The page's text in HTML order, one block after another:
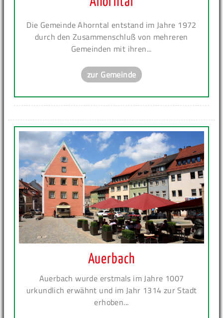
Die Gemeinde Ahorntal entstand im Jahre 1972
durch den Zusammenschluß von mehreren
Gemeinden mit ihren...
zur Gemeinde
Auerbach
Auerbach wurde erstmals im Jahre 1007
urkundlich erwähnt und im Jahr 1314 zur Stadt
erhoben...